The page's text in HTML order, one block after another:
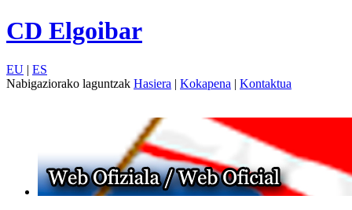
CD Elgoibar
EU | ES
Nabigaziorako laguntzak Hasiera | Kokapena | Kontaktua